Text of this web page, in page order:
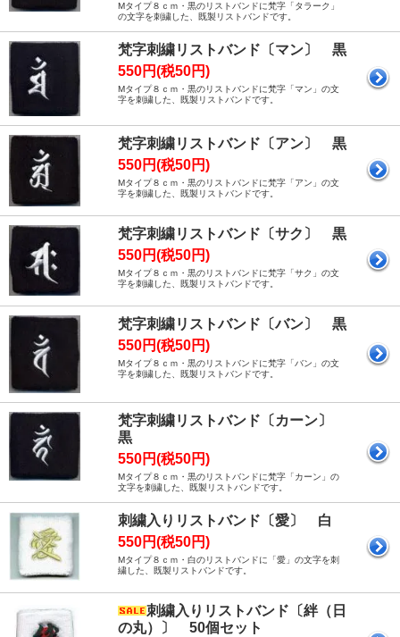
Mタイプ８ｃｍ・黒のリストバンドに梵字「タラーク」
の文字を刺繍した、既製リストバンドです。
梵字刺繍リストバンド〔マン〕 黒
550円(税50円)
Mタイプ８ｃｍ・黒のリストバンドに梵字「マン」の文
字を刺繍した、既製リストバンドです。
梵字刺繍リストバンド〔アン〕 黒
550円(税50円)
Mタイプ８ｃｍ・黒のリストバンドに梵字「アン」の文
字を刺繍した、既製リストバンドです。
梵字刺繍リストバンド〔サク〕 黒
550円(税50円)
Mタイプ８ｃｍ・黒のリストバンドに梵字「サク」の文
字を刺繍した、既製リストバンドです。
梵字刺繍リストバンド〔バン〕 黒
550円(税50円)
Mタイプ８ｃｍ・黒のリストバンドに梵字「バン」の文
字を刺繍した、既製リストバンドです。
梵字刺繍リストバンド〔カーン〕
黒
550円(税50円)
Mタイプ８ｃｍ・黒のリストバンドに梵字「カーン」の
文字を刺繍した、既製リストバンドです。
刺繍入りリストバンド〔愛〕 白
550円(税50円)
Mタイプ８ｃｍ・白のリストバンドに「愛」の文字を刺
繍した、既製リストバンドです。
刺繍入りリストバンド〔絆（日
の丸）〕 50個セット